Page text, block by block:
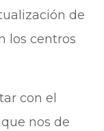
de
los centros
con el
nos de